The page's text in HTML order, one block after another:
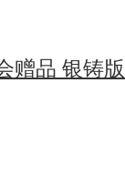
赠品 银铸